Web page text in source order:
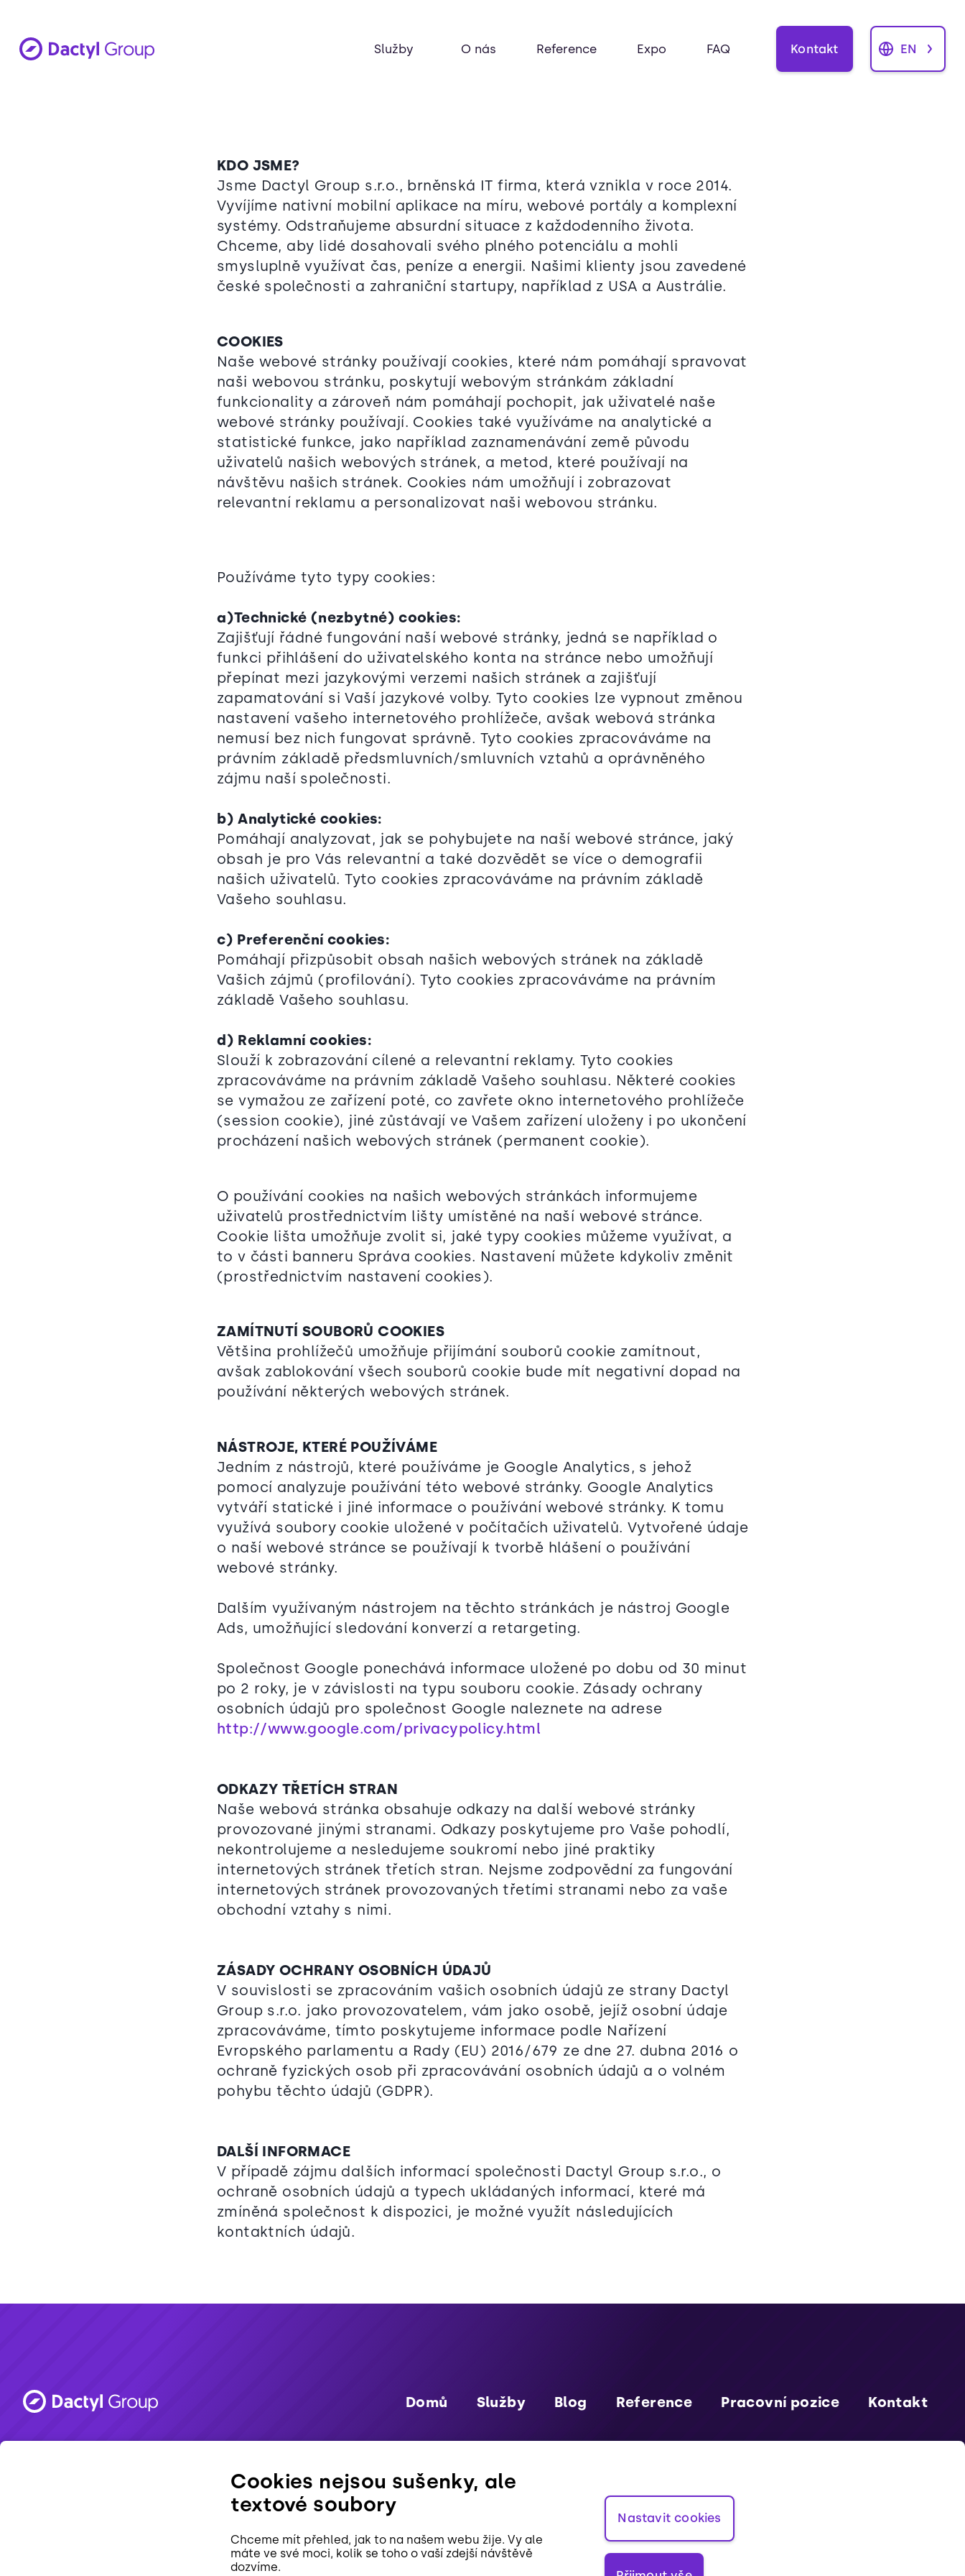
Služby O nás Reference Expo FAQ Kontakt EN
KDO JSME?
Jsme Dactyl Group s.r.o., brněnská IT firma, která vznikla v roce 2014.
Vyvíjíme nativní mobilní aplikace na míru, webové portály a komplexní
systémy. Odstraňujeme absurdní situace z každodenního života.
Chceme, aby lidé dosahovali svého plného potenciálu a mohli
smysluplně využívat čas, peníze a energii. Našimi klienty jsou zavedené
české společnosti a zahraniční startupy, například z USA a Austrálie.
COOKIES
Naše webové stránky používají cookies, které nám pomáhají spravovat
naši webovou stránku, poskytují webovým stránkám základní
funkcionality a zároveň nám pomáhají pochopit, jak uživatelé naše
webové stránky používají. Cookies také využíváme na analytické a
statistické funkce, jako například zaznamenávání země původu
uživatelů našich webových stránek, a metod, které používají na
návštěvu našich stránek. Cookies nám umožňují i zobrazovat
relevantní reklamu a personalizovat naši webovou stránku.
Používáme tyto typy cookies:
a)Technické (nezbytné) cookies:
Zajišťují řádné fungování naší webové stránky, jedná se například o
funkci přihlášení do uživatelského konta na stránce nebo umožňují
přepínat mezi jazykovými verzemi našich stránek a zajišťují
zapamatování si Vaší jazykové volby. Tyto cookies lze vypnout změnou
nastavení vašeho internetového prohlížeče, avšak webová stránka
nemusí bez nich fungovat správně. Tyto cookies zpracováváme na
právním základě předsmluvních/smluvních vztahů a oprávněného
zájmu naší společnosti.
b) Analytické cookies:
Pomáhají analyzovat, jak se pohybujete na naší webové stránce, jaký
obsah je pro Vás relevantní a také dozvědět se více o demografii
našich uživatelů. Tyto cookies zpracováváme na právním základě
Vašeho souhlasu.
c) Preferenční cookies:
Pomáhají přizpůsobit obsah našich webových stránek na základě
Vašich zájmů (profilování). Tyto cookies zpracováváme na právním
základě Vašeho souhlasu.
d) Reklamní cookies:
Slouží k zobrazování cílené a relevantní reklamy. Tyto cookies
zpracováváme na právním základě Vašeho souhlasu. Některé cookies
se vymažou ze zařízení poté, co zavřete okno internetového prohlížeče
(session cookie), jiné zůstávají ve Vašem zařízení uloženy i po ukončení
procházení našich webových stránek (permanent cookie).
O používání cookies na našich webových stránkách informujeme
uživatelů prostřednictvím lišty umístěné na naší webové stránce.
Cookie lišta umožňuje zvolit si, jaké typy cookies můžeme využívat, a
to v části banneru Správa cookies. Nastavení můžete kdykoliv změnit
(prostřednictvím nastavení cookies).
ZAMÍTNUTÍ SOUBORŮ COOKIES
Většina prohlížečů umožňuje přijímání souborů cookie zamítnout,
avšak zablokování všech souborů cookie bude mít negativní dopad na
používání některých webových stránek.
NÁSTROJE, KTERÉ POUŽÍVÁME
Jedním z nástrojů, které používáme je Google Analytics, s jehož
pomocí analyzuje používání této webové stránky. Google Analytics
vytváří statické i jiné informace o používání webové stránky. K tomu
využívá soubory cookie uložené v počítačích uživatelů. Vytvořené údaje
o naší webové stránce se používají k tvorbě hlášení o používání
webové stránky.
Dalším využívaným nástrojem na těchto stránkách je nástroj Google
Ads, umožňující sledování konverzí a retargeting.
Společnost Google ponechává informace uložené po dobu od 30 minut
po 2 roky, je v závislosti na typu souboru cookie. Zásady ochrany
osobních údajů pro společnost Google naleznete na adrese
http://www.google.com/privacypolicy.html
ODKAZY TŘETÍCH STRAN
Naše webová stránka obsahuje odkazy na další webové stránky
provozované jinými stranami. Odkazy poskytujeme pro Vaše pohodlí,
nekontrolujeme a nesledujeme soukromí nebo jiné praktiky
internetových stránek třetích stran. Nejsme zodpovědní za fungování
internetových stránek provozovaných třetími stranami nebo za vaše
obchodní vztahy s nimi.
ZÁSADY OCHRANY OSOBNÍCH ÚDAJŮ
V souvislosti se zpracováním vašich osobních údajů ze strany Dactyl
Group s.r.o. jako provozovatelem, vám jako osobě, jejíž osobní údaje
zpracováváme, tímto poskytujeme informace podle Nařízení
Evropského parlamentu a Rady (EU) 2016/679 ze dne 27. dubna 2016 o
ochraně fyzických osob při zpracovávání osobních údajů a o volném
pohybu těchto údajů (GDPR).
DALŠÍ INFORMACE
V případě zájmu dalších informací společnosti Dactyl Group s.r.o., o
ochraně osobních údajů a typech ukládaných informací, které má
zmíněná společnost k dispozici, je možné využít následujících
kontaktních údajů.
Cookies nejsou sušenky, ale
textové soubory
Chceme mít přehled, jak to na našem webu žije. Vy ale
máte ve své moci, kolik se toho o vaší zdejší návštěvě
dozvíme.
Nastavit cookies
Domů Služby Blog Reference Pracovní pozice Kontakt
Partner EU Cookies